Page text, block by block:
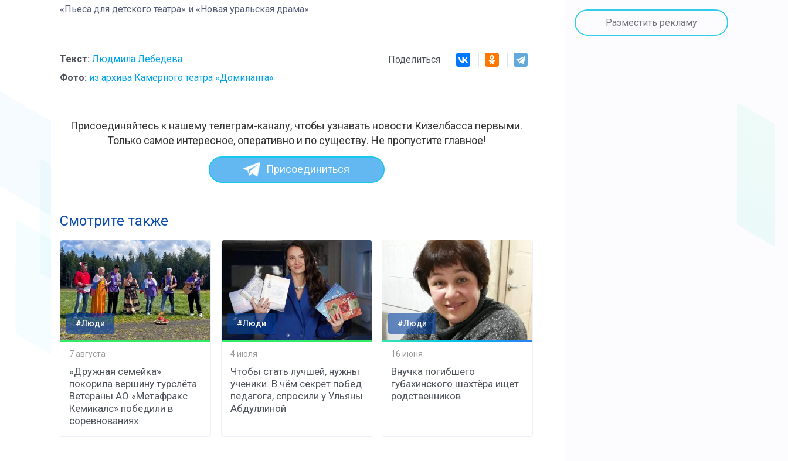
«Пьеса для детского театра» и «Новая уральская драма».
Текст: Людмила Лебедева
Фото: из архива Камерного театра «Доминанта»
Поделиться
Присоединяйтесь к нашему телеграм-каналу, чтобы узнавать новости Кизелбасса первыми.
Только самое интересное, оперативно и по существу. Не пропустите главное!
Присоединиться
Смотрите также
#Люди
7 августа
«Дружная семейка»
покорила вершину турслёта.
Ветераны АО «Метафракс
Кемикалс» победили в
соревнованиях
#Люди
4 июля
Чтобы стать лучшей, нужны
ученики. В чём секрет побед
педагога, спросили у Ульяны
Абдуллиной
#Люди
16 июня
Внучка погибшего
губахинского шахтёра ищет
родственников
Разместить рекламу